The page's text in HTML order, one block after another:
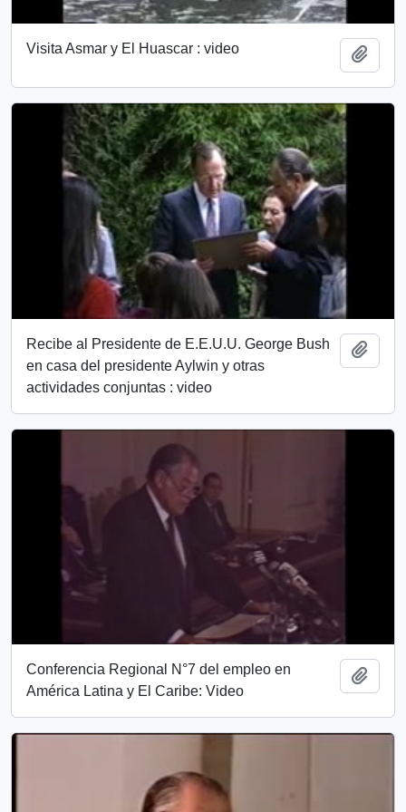
Visita Asmar y El Huascar : video
Recibe al Presidente de E.E.U.U. George Bush
en casa del presidente Aylwin y otras
actividades conjuntas : video
Conferencia Regional N°7 del empleo en
América Latina y El Caribe: Video